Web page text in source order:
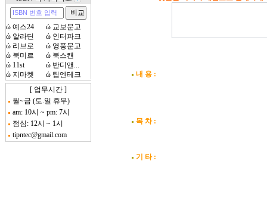
ώ 예스24 ώ 교보문고
ώ 알라딘 ώ 인터파크
ώ 리브로 ώ 영풍문고
ώ 북미르 ώ 북스캔
ώ 11st ώ 반디앤...
ώ 지마켓 ώ 팁엔테크
[ 업무시간 ]
월~금 (토.일 휴무)
am: 10시 ~ pm: 7시
점심: 12시 ~ 1시
tipntec@gmail.com
내 용 :
목 차 :
기 타 :